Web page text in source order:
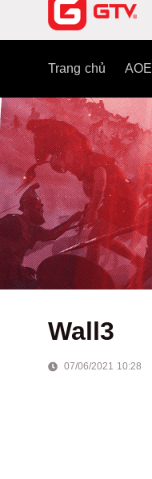
Trang chủ AOE
Wall3
07/06/2021 10:28